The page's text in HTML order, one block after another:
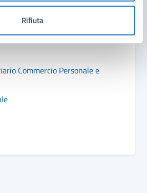
Rifiuta
Sport Demografici
USL - Conferenza dei
Commercio Personale e